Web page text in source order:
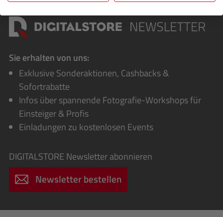
Sie erhalten von uns:
Exklusive Sonderaktionen, Cashbacks &
Sofortrabatte
Infos über spannende Fotografie-Workshops für
Einsteiger & Profis
Einladungen zu kostenlosen Events
DIGITALSTORE Newsletter abonnieren
Newsletter bestellen